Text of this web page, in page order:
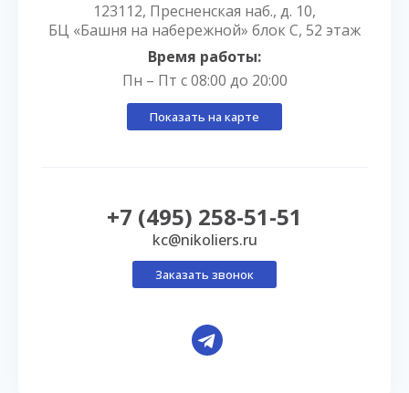
123112, Пресненская наб., д. 10,
БЦ «Башня на набережной» блок С, 52 этаж
Время работы:
Пн – Пт с 08:00 до 20:00
Показать на карте
+7 (495) 258-51-51
kc@nikoliers.ru
Заказать звонок